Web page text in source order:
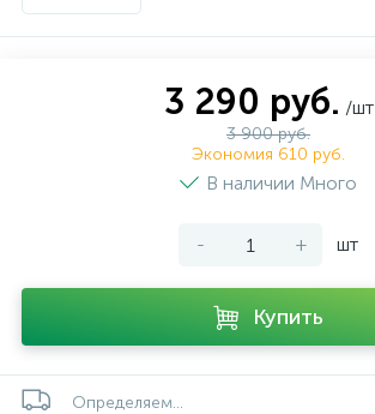
3 290 руб. /шт
3 900 руб.
Экономия 610 руб.
В наличии Много
- + шт
Купить
Определяем...